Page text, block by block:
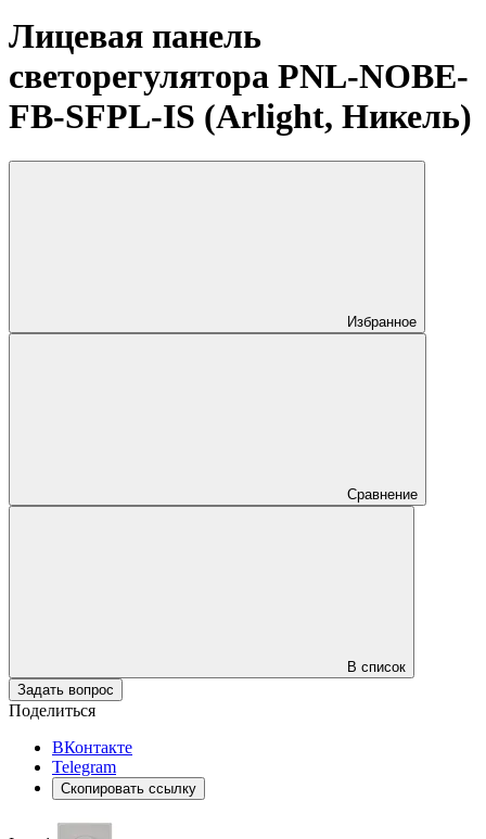
Лицевая панель
светорегулятора PNL-NOBE-
FB-SFPL-IS (Arlight, Никель)
Избранное
Сравнение
В список
Задать вопрос
Поделиться
ВКонтакте
Telegram
Скопировать ссылку